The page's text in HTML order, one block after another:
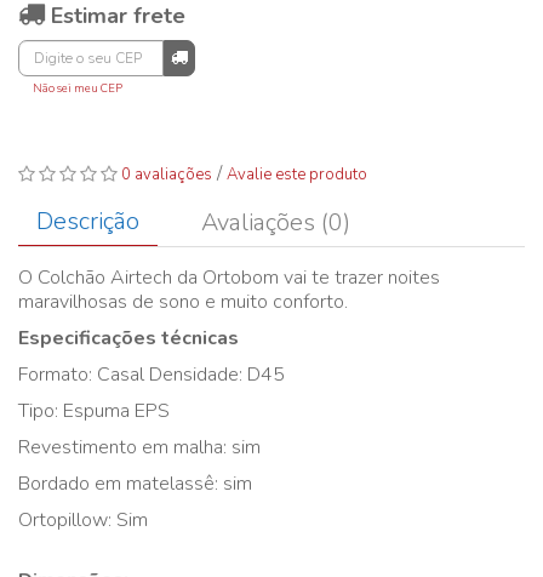
Estimar frete
Não sei meu CEP
0 avaliações /Avalie este produto
Descrição Avaliações (0)
O Colchão Airtech da Ortobom vai te trazer noites
maravilhosas de sono e muito conforto.
Especificações técnicas
Formato: Casal Densidade: D45
Tipo: Espuma EPS
Revestimento em malha: sim
Bordado em matelassê: sim
Ortopillow: Sim